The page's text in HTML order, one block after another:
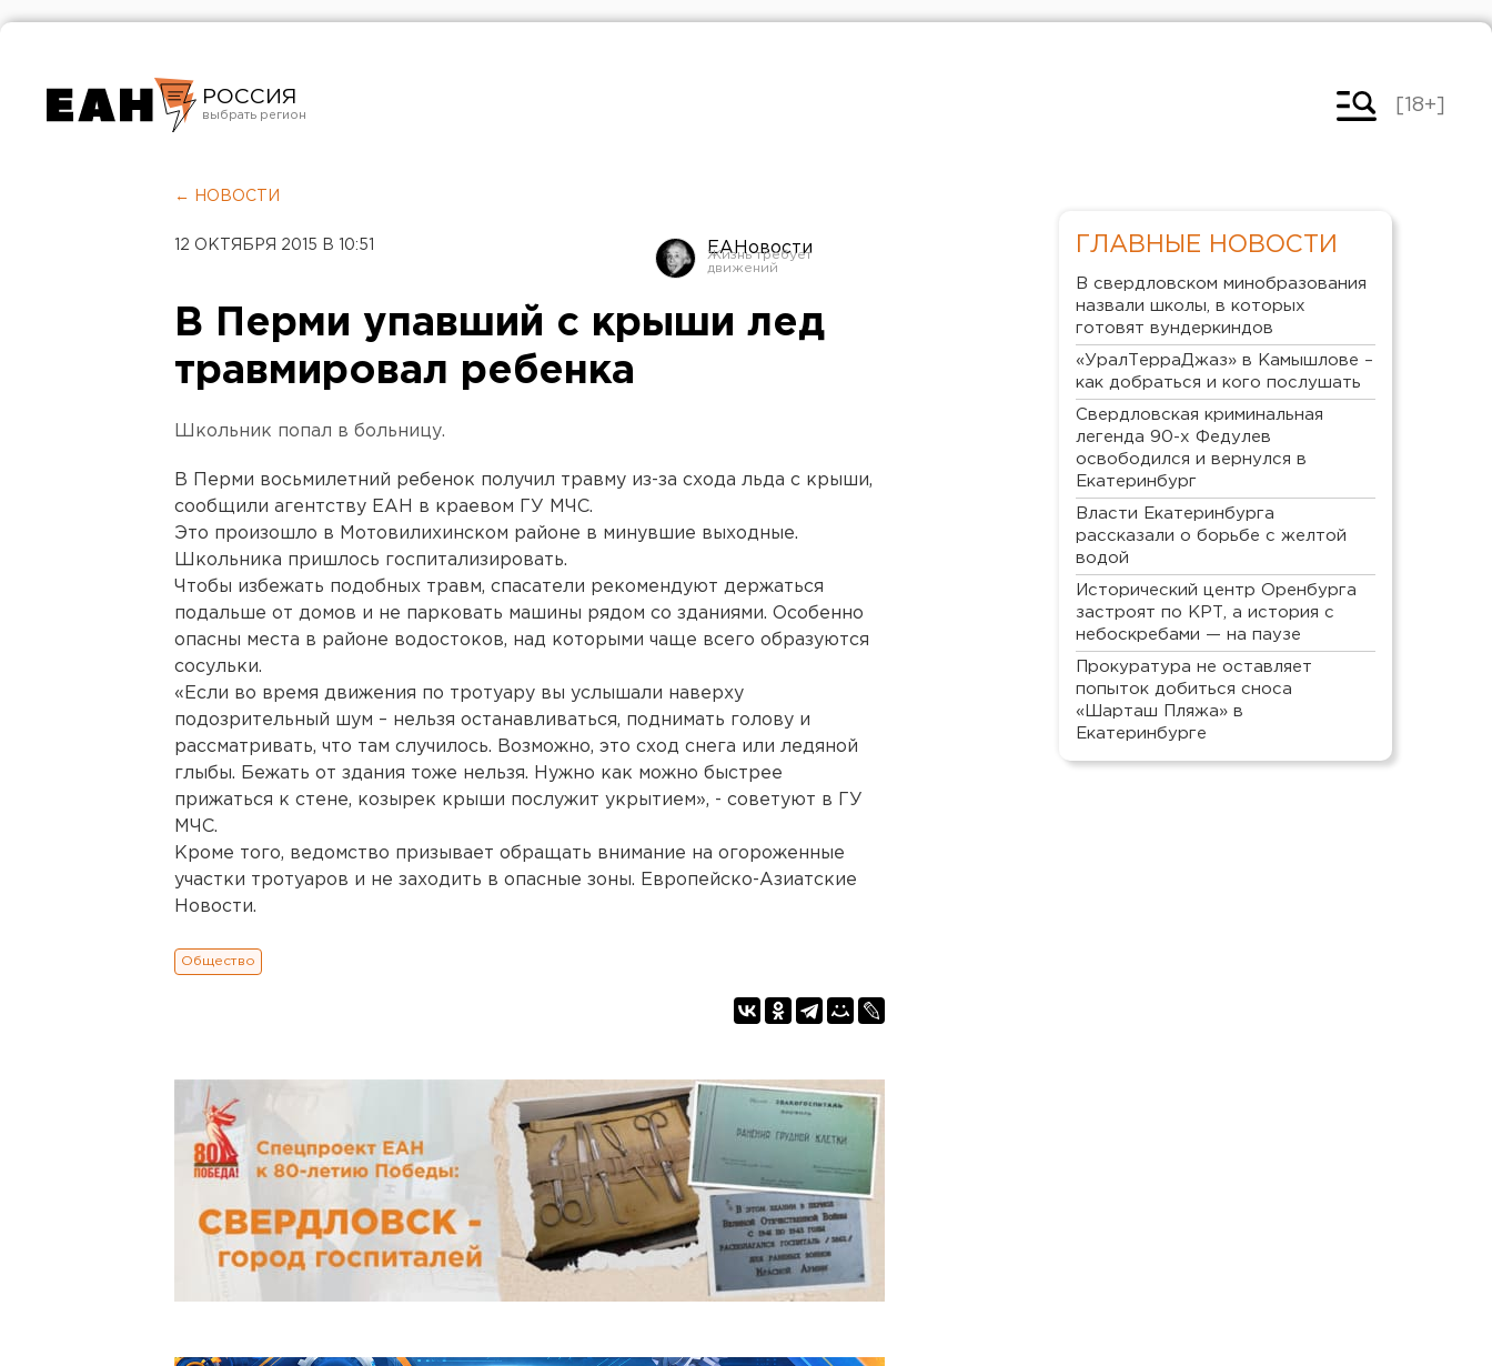
РОССИЯ
Челябинск
[18+]
← НОВОСТИ
12 ОКТЯБРЯ 2015 В 10:51 ЕАНовости
В Перми упавший с крыши лед
травмировал ребенка
Школьник попал в больницу.
В Перми восьмилетний ребенок получил травму из-за схода льда с крыши,
сообщили агентству ЕАН в краевом ГУ МЧС.
Это произошло в Мотовилихинском районе в минувшие выходные.
Школьника пришлось госпитализировать.
Чтобы избежать подобных травм, спасатели рекомендуют держаться
подальше от домов и не парковать машины рядом со зданиями. Особенно
опасны места в районе водостоков, над которыми чаще всего образуются
сосульки.
«Если во время движения по тротуару вы услышали наверху
подозрительный шум – нельзя останавливаться, поднимать голову и
рассматривать, что там случилось. Возможно, это сход снега или ледяной
глыбы. Бежать от здания тоже нельзя. Нужно как можно быстрее
прижаться к стене, козырек крыши послужит укрытием», - советуют в ГУ
МЧС.
Кроме того, ведомство призывает обращать внимание на огороженные
участки тротуаров и не заходить в опасные зоны. Европейско-Азиатские
Новости.
Общество
ГЛАВНЫЕ НОВОСТИ
В свердловском минобразования
назвали школы, в которых
готовят вундеркиндов
«УралТерраДжаз» в Камышлове –
как добраться и кого послушать
Свердловская криминальная
легенда 90-х Федулев
освободился и вернулся в
Екатеринбург
Власти Екатеринбурга
рассказали о борьбе с желтой
водой
Исторический центр Оренбурга
застроят по КРТ, а история с
небоскребами — на паузе
Прокуратура не оставляет
попыток добиться сноса
«Шарташ Пляжа» в
Екатеринбурге